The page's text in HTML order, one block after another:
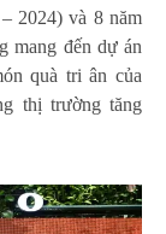
2024) và 8 năm
mang đến dự án
quà tri ân của
thị trường tăng